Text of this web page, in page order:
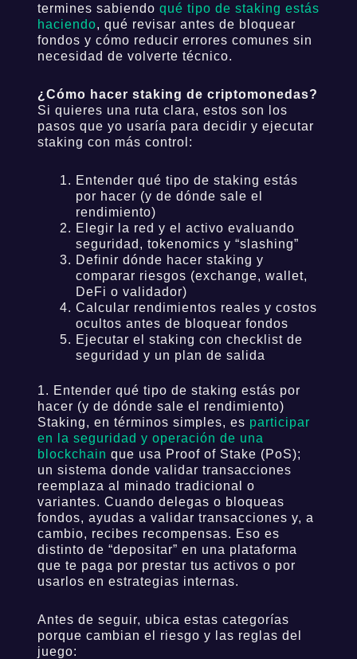
termines sabiendo qué tipo de staking estás
haciendo, qué revisar antes de bloquear
fondos y cómo reducir errores comunes sin
necesidad de volverte técnico.
¿Cómo hacer staking de criptomonedas?
Si quieres una ruta clara, estos son los
pasos que yo usaría para decidir y ejecutar
staking con más control:
Entender qué tipo de staking estás
por hacer (y de dónde sale el
rendimiento)
Elegir la red y el activo evaluando
seguridad, tokenomics y “slashing”
Definir dónde hacer staking y
comparar riesgos (exchange, wallet,
DeFi o validador)
Calcular rendimientos reales y costos
ocultos antes de bloquear fondos
Ejecutar el staking con checklist de
seguridad y un plan de salida
1. Entender qué tipo de staking estás por
hacer (y de dónde sale el rendimiento)
Staking, en términos simples, es participar
en la seguridad y operación de una
blockchain que usa Proof of Stake (PoS);
un sistema donde validar transacciones
reemplaza al minado tradicional o
variantes. Cuando delegas o bloqueas
fondos, ayudas a validar transacciones y, a
cambio, recibes recompensas. Eso es
distinto de “depositar” en una plataforma
que te paga por prestar tus activos o por
usarlos en estrategias internas.
Antes de seguir, ubica estas categorías
porque cambian el riesgo y las reglas del
juego: